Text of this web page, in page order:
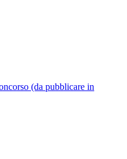
(da pubblicare in